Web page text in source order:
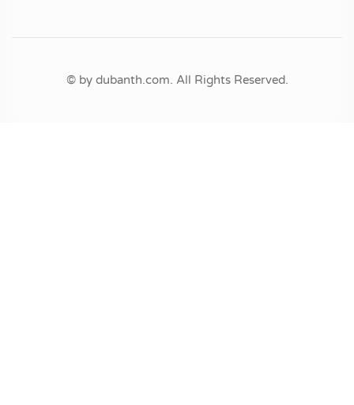
© by dubanth.com. All Rights Reserved.